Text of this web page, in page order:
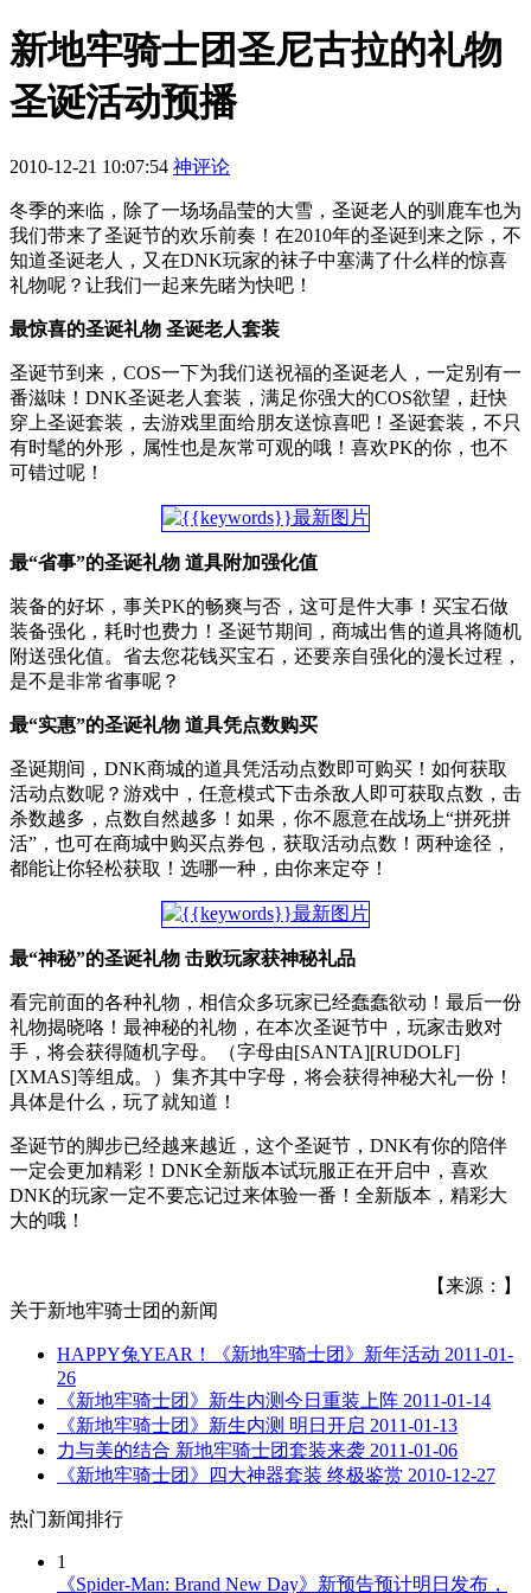
新地牢骑士团圣尼古拉的礼物
圣诞活动预播
2010-12-21 10:07:54 神评论
冬季的来临，除了一场场晶莹的大雪，圣诞老人的驯鹿车也为
我们带来了圣诞节的欢乐前奏！在2010年的圣诞到来之际，不
知道圣诞老人，又在DNK玩家的袜子中塞满了什么样的惊喜
礼物呢？让我们一起来先睹为快吧！
最惊喜的圣诞礼物 圣诞老人套装
圣诞节到来，COS一下为我们送祝福的圣诞老人，一定别有一
番滋味！DNK圣诞老人套装，满足你强大的COS欲望，赶快
穿上圣诞套装，去游戏里面给朋友送惊喜吧！圣诞套装，不只
有时髦的外形，属性也是灰常可观的哦！喜欢PK的你，也不
可错过呢！
最“省事”的圣诞礼物 道具附加强化值
装备的好坏，事关PK的畅爽与否，这可是件大事！买宝石做
装备强化，耗时也费力！圣诞节期间，商城出售的道具将随机
附送强化值。省去您花钱买宝石，还要亲自强化的漫长过程，
是不是非常省事呢？
最“实惠”的圣诞礼物 道具凭点数购买
圣诞期间，DNK商城的道具凭活动点数即可购买！如何获取
活动点数呢？游戏中，任意模式下击杀敌人即可获取点数，击
杀数越多，点数自然越多！如果，你不愿意在战场上“拼死拼
活”，也可在商城中购买点券包，获取活动点数！两种途径，
都能让你轻松获取！选哪一种，由你来定夺！
最“神秘”的圣诞礼物 击败玩家获神秘礼品
看完前面的各种礼物，相信众多玩家已经蠢蠢欲动！最后一份
礼物揭晓咯！最神秘的礼物，在本次圣诞节中，玩家击败对
手，将会获得随机字母。（字母由[SANTA][RUDOLF]
[XMAS]等组成。）集齐其中字母，将会获得神秘大礼一份！
具体是什么，玩了就知道！
圣诞节的脚步已经越来越近，这个圣诞节，DNK有你的陪伴
一定会更加精彩！DNK全新版本试玩服正在开启中，喜欢
DNK的玩家一定不要忘记过来体验一番！全新版本，精彩大
大的哦！
【来源：】
关于新地牢骑士团 的新闻
HAPPY兔YEAR！《新地牢骑士团》新年活动 2011-01-
26
《新地牢骑士团》新生内测今日重装上阵 2011-01-14
《新地牢骑士团》新生内测 明日开启 2011-01-13
力与美的结合 新地牢骑士团套装来袭 2011-01-06
《新地牢骑士团》四大神器套装 终极鉴赏 2010-12-27
热门新闻排行
1
《Spider-Man: Brand New Day》新预告预计明日发布，